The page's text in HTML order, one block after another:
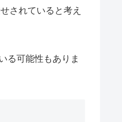
されていると考え
る可能性もありま